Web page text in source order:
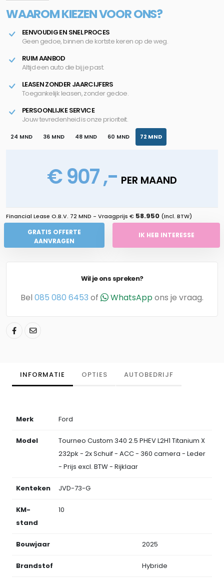
WAAROM KIEZEN VOOR ONS?
EENVOUDIG EN SNEL PROCES
Geen gedoe, binnen de kortste keren op de weg.
RUIM AANBOD
Altijd een auto die bij je past.
LEASEN ZONDER JAARCIJFERS
Toegankelijk leasen, zonder gedoe.
PERSOONLIJKE SERVICE
Jouw tevredenheid is onze prioriteit.
24 MND 36 MND 48 MND 60 MND 72 MND
€ 907 ,- PER MAAND
Financial Lease O.B.V. 72 MND - Vraagprijs € 58.950 (Incl. BTW)
GRATIS OFFERTE
AANVRAGEN
IK HEB INTERESSE
Wil je ons spreken?
Bel 085 080 6453 of WhatsAppons je vraag.
INFORMATIE OPTIES AUTOBEDRIJF
Merk Ford
Model
Tourneo Custom 340 2.5 PHEV L2H1 Titanium X
232pk - 2x Schuif - ACC - 360 camera - Leder
- Prijs excl. BTW - Rijklaar
Kenteken JVD-73-G
KM-
stand
10
Bouwjaar 2025
Brandstof Hybride